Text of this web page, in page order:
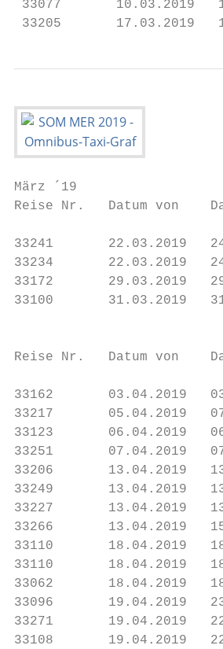
33077       10.03.2019
33205       17.03.2019
März ´19
Reise Nr.   Datum von
33241       22.03.2019
33234       22.03.2019
33172       29.03.2019
33100       31.03.2019
Reise Nr.   Datum von
33162       03.04.2019
33217       05.04.2019
33123       06.04.2019
33251       07.04.2019
33206       13.04.2019
33249       13.04.2019
33227       13.04.2019
33266       13.04.2019
33110       18.04.2019
33110       18.04.2019
33062       18.04.2019
33096       19.04.2019
33271       19.04.2019
33108       19.04.2019